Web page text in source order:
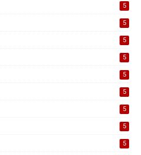
5
5
5
5
5
5
5
5
5